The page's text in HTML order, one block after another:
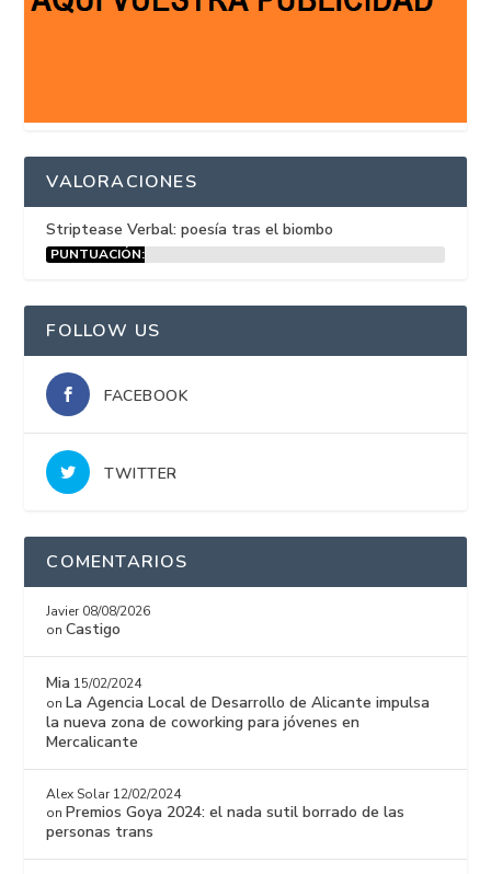
VALORACIONES
Striptease Verbal: poesía tras el biombo
PUNTUACIÓN:
FOLLOW US
FACEBOOK
TWITTER
COMENTARIOS
Javier 08/08/2026
onCastigo
Mia 15/02/2024
onLa Agencia Local de Desarrollo de Alicante impulsa
la nueva zona de coworking para jóvenes en
Mercalicante
Alex Solar 12/02/2024
onPremios Goya 2024: el nada sutil borrado de las
personas trans